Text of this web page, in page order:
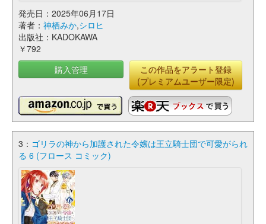
発売日：2025年06月17日
著者： 神栖みか,シロヒ
出版社：KADOKAWA
￥792
購入管理
この作品をアラート登録
(プレミアムユーザー限定)
3： ゴリラの神から加護された令嬢は王立騎士団で可愛がられ
る 6 (フロース コミック)